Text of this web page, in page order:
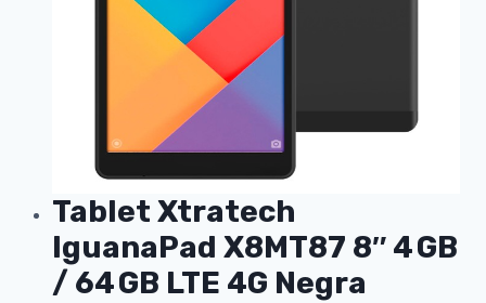
Tablet Xtratech
IguanaPad X8MT87 8″ 4 GB
/ 64 GB LTE 4G Negra